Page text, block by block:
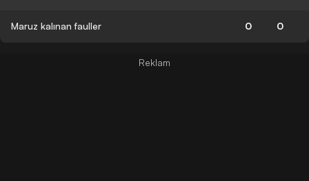
Maruz kalınan fauller 0 0